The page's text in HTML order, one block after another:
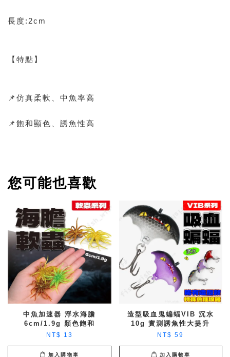
長度:2cm
【特點】
📌仿真柔軟、中魚率高
📌飽和顯色、誘魚性高
您可能也喜歡
中魚加速器 浮水海膽
6cm/1.9g 顏色飽和
NT$ 13
加入購物車
造型吸血鬼蝙蝠VIB 沉水
10g 實測誘魚性大提升
NT$ 59
加入購物車